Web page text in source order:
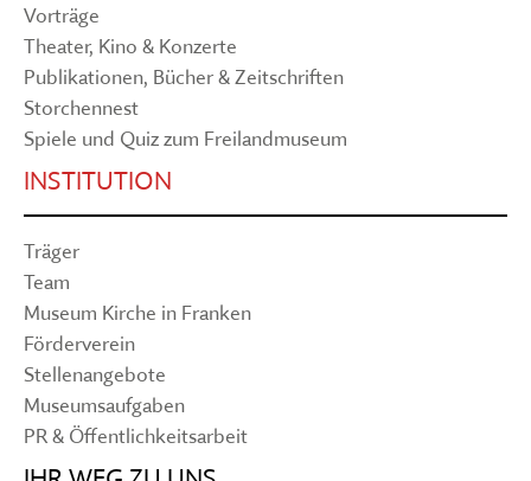
Vorträge
Theater, Kino & Konzerte
Publikationen, Bücher & Zeitschriften
Storchennest
Spiele und Quiz zum Freilandmuseum
INSTITUTION
Träger
Team
Museum Kirche in Franken
Förderverein
Stellenangebote
Museumsaufgaben
PR & Öffentlichkeitsarbeit